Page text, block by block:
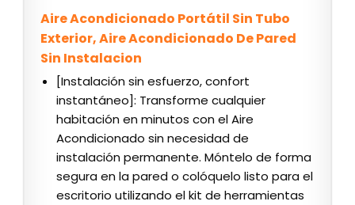
Aire Acondicionado Portátil Sin Tubo
Exterior, Aire Acondicionado De Pared
Sin Instalacion
[Instalación sin esfuerzo, confort
instantáneo]: Transforme cualquier
habitación en minutos con el Aire
Acondicionado sin necesidad de
instalación permanente. Móntelo de forma
segura en la pared o colóquelo listo para el
escritorio utilizando el kit de herramientas